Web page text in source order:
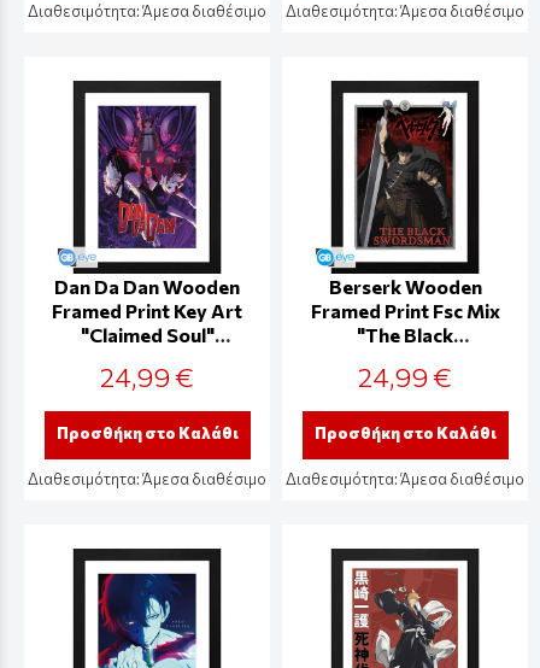
Διαθεσιμότητα:Άμεσα διαθέσιμο Διαθεσιμότητα:Άμεσα διαθέσιμο
Dan Da Dan Wooden
Framed Print Key Art
"Claimed Soul"
GBYDCOA024
24,99 €
Προσθήκη στο Καλάθι
Διαθεσιμότητα:Άμεσα διαθέσιμο
Berserk Wooden
Framed Print Fsc Mix
"The Black
- GBYDCOA010
24,99 €
Προσθήκη στο Καλάθι
Διαθεσιμότητα:Άμεσα διαθέσιμο